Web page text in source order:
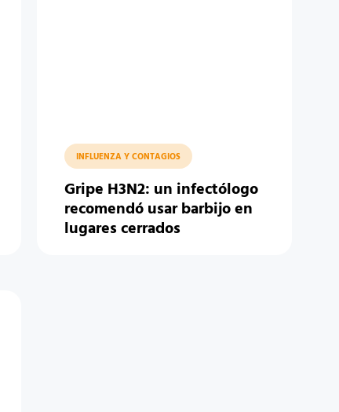
INFLUENZA Y CONTAGIOS
Gripe H3N2: un infectólogo
recomendó usar barbijo en
lugares cerrados